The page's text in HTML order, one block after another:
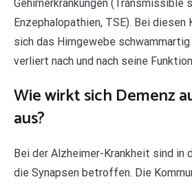
Gehirnerkrankungen (Transmissible
Enzephalopathien, TSE). Bei diesen
sich das Hirngewebe schwammartig
verliert nach und nach seine
Wie wirkt sich Demenz
aus?
Bei der Alzheimer-Krankheit sind in
die Synapsen betroffen. Die